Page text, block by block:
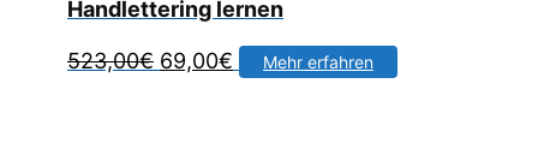
Handlettering lernen
523,00€ Ursprünglicher
69,00€ Aktueller
Mehr erfahren